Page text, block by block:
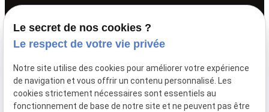
Elagage
Abattage
Démontage
Haubanage
Entretien et soins des arbres
Le secret de nos cookies ?
Le respect de votre vie privée
Notre site utilise des cookies pour améliorer votre expérience
de navigation et vous offrir un contenu personnalisé. Les
cookies strictement nécessaires sont essentiels au
fonctionnement de base de notre site et ne peuvent pas être